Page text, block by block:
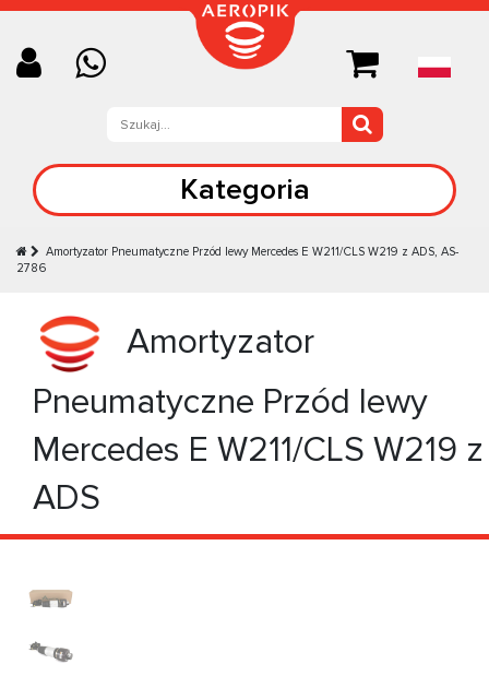
Kategoria
Amortyzator Pneumatyczne Przód lewy Mercedes E W211/CLS W219 z ADS, AS-
2786
Amortyzator
Pneumatyczne Przód lewy
Mercedes E W211/CLS W219 z
ADS